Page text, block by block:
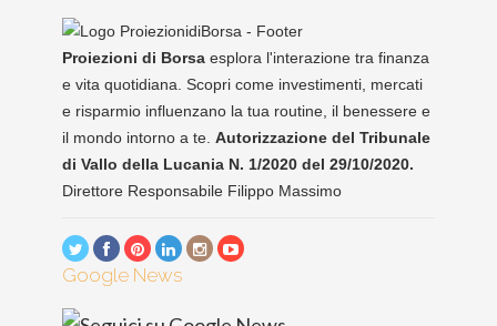
Proiezioni di Borsa esplora l'interazione tra finanza
e vita quotidiana. Scopri come investimenti, mercati
e risparmio influenzano la tua routine, il benessere e
il mondo intorno a te. Autorizzazione del Tribunale
di Vallo della Lucania N. 1/2020 del 29/10/2020.
Direttore Responsabile Filippo Massimo
Google News